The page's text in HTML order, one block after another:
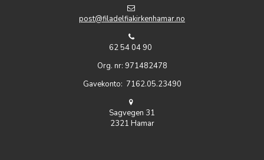
post@filadelfiakirkenhamar.no
62 54 04 90
Org. nr: 971482478
Gavekonto: 7162.05.23490
Sagvegen 31
2321 Hamar